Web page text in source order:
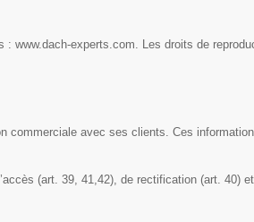
www.dach-experts.com. Les droits de
commerciale avec ses clients. Ces
(art. 39, 41,42), de rectification (art. 40)